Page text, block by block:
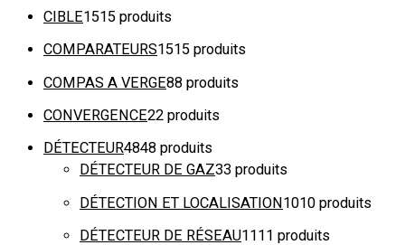
CIBLE1515 produits
COMPARATEURS1515 produits
COMPAS A VERGE88 produits
CONVERGENCE22 produits
DÉTECTEUR4848 produits
DÉTECTEUR DE GAZ33 produits
DÉTECTION ET LOCALISATION1010 produits
DÉTECTEUR DE RÉSEAU1111 produits